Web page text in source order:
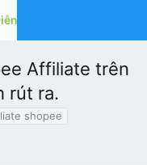
đàn
Affiliate trên
rút ra.
shopee